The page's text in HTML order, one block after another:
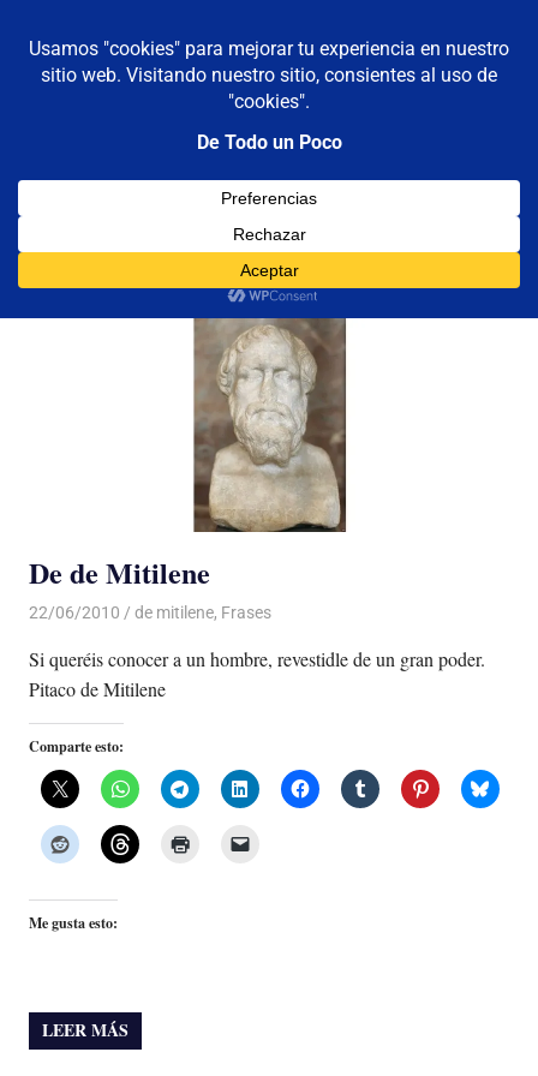
contenido
De todo un poco
Reflexiones,
Viajes
MENÚ
Categoría:de mitilene
De de Mitilene
22/06/2010 Luis Castellanos
de mitilene, Frases
Si queréis conocer a un hombre, revestidle de un gran poder.
Pitaco de Mitilene
Comparte esto:
Me gusta esto:
LEER MÁS